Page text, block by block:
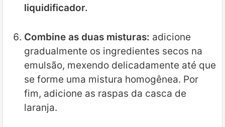
liquidificador.
Combine as duas misturas: adicione
gradualmente os ingredientes secos na
emulsão, mexendo delicadamente até que
se forme uma mistura homogênea. Por
fim, adicione as raspas da casca de
laranja.